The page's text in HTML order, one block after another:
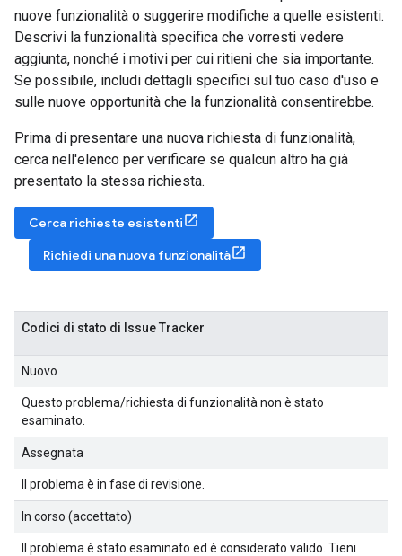
nuove funzionalità o suggerire modifiche a quelle esistenti.
Descrivi la funzionalità specifica che vorresti vedere
aggiunta, nonché i motivi per cui ritieni che sia importante.
Se possibile, includi dettagli specifici sul tuo caso d'uso e
sulle nuove opportunità che la funzionalità consentirebbe.
Prima di presentare una nuova richiesta di funzionalità,
cerca nell'elenco per verificare se qualcun altro ha già
presentato la stessa richiesta.
Cerca richieste esistenti
Richiedi una nuova funzionalità
Codici di stato di Issue Tracker
Nuovo
Questo problema/richiesta di funzionalità non è stato
esaminato.
Assegnata
Il problema è in fase di revisione.
In corso (accettato)
Il problema è stato esaminato ed è considerato valido. Tieni